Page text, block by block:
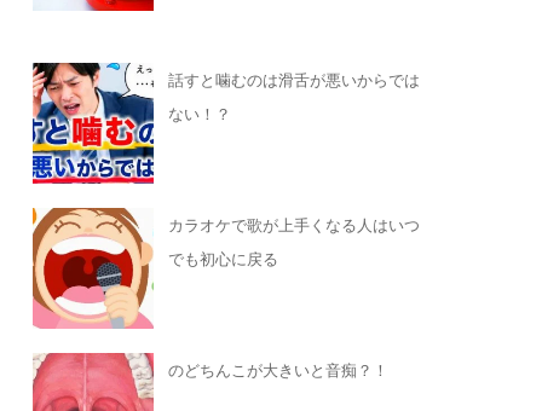
話すと噛むのは滑舌が悪いからでは
ない！？
カラオケで歌が上手くなる人はいつ
でも初心に戻る
のどちんこが大きいと音痴？！